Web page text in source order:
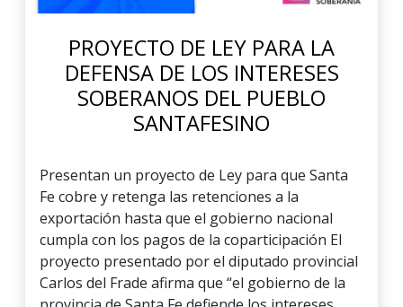
PROYECTO DE LEY PARA LA
DEFENSA DE LOS INTERESES
SOBERANOS DEL PUEBLO
SANTAFESINO
Presentan un proyecto de Ley para que Santa
Fe cobre y retenga las retenciones a la
exportación hasta que el gobierno nacional
cumpla con los pagos de la coparticipación El
proyecto presentado por el diputado provincial
Carlos del Frade afirma que “el gobierno de la